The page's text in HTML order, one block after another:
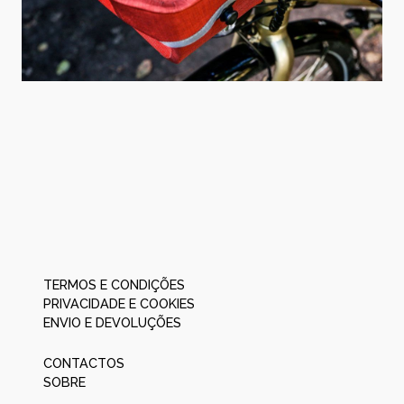
TERMOS E CONDIÇÕES
PRIVACIDADE E COOKIES
ENVIO E DEVOLUÇÕES
CONTACTOS
SOBRE